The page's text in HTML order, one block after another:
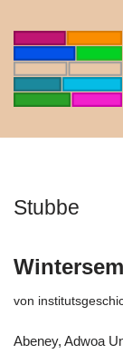
Zum
springen
Stubbe
von
Abeney, Adwoa